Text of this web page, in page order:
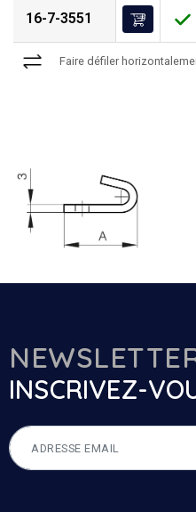
16-7-3551
Faire défiler
INSCRIVEZ-